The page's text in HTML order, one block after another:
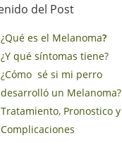
del Post
¿Qué es el Melanoma?
¿Y qué síntomas tiene?
¿Cómo sé si mi perro
desarrolló un Melanoma?
Tratamiento, Pronostico y
Complicaciones